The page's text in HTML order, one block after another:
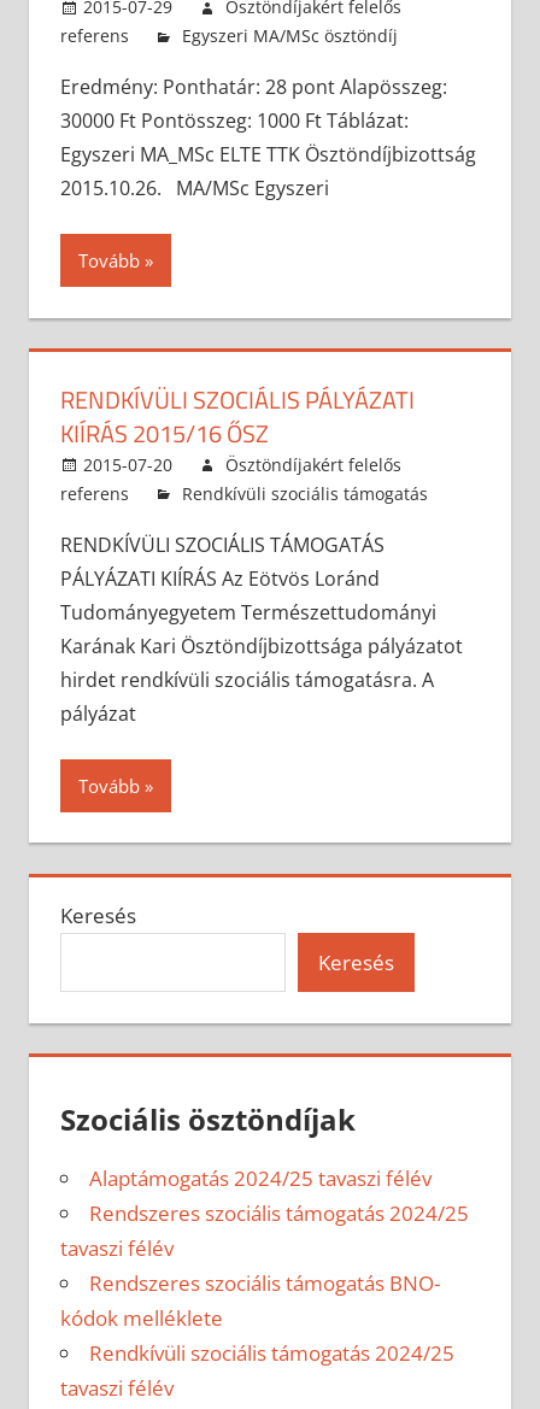
2015-07-29
Ösztöndíjakért felelős
referens
Egyszeri MA/MSc ösztöndíj
Eredmény: Ponthatár: 28 pont Alapösszeg:
30000 Ft Pontösszeg: 1000 Ft Táblázat:
Egyszeri MA_MSc ELTE TTK Ösztöndíjbizottság
2015.10.26. MA/MSc Egyszeri
Tovább
RENDKÍVÜLI SZOCIÁLIS PÁLYÁZATI
KIÍRÁS 2015/16 ŐSZ
2015-07-20
Ösztöndíjakért felelős
referens
Rendkívüli szociális támogatás
RENDKÍVÜLI SZOCIÁLIS TÁMOGATÁS
PÁLYÁZATI KIÍRÁS Az Eötvös Loránd
Tudományegyetem Természettudományi
Karának Kari Ösztöndíjbizottsága pályázatot
hirdet rendkívüli szociális támogatásra. A
pályázat
Tovább
Keresés
Keresés
Szociális ösztöndíjak
Alaptámogatás 2024/25 tavaszi félév
Rendszeres szociális támogatás 2024/25
tavaszi félév
Rendszeres szociális támogatás BNO-
kódok melléklete
Rendkívüli szociális támogatás 2024/25
tavaszi félév